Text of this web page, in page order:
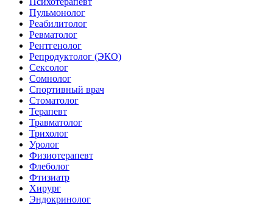
Пульмонолог
Реабилитолог
Ревматолог
Рентгенолог
Репродуктолог (ЭКО)
Сексолог
Сомнолог
Спортивный врач
Стоматолог
Терапевт
Травматолог
Трихолог
Уролог
Физиотерапевт
Флеболог
Фтизиатр
Хирург
Эндокринолог